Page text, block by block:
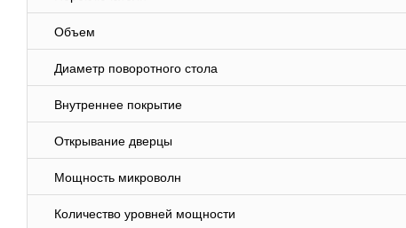
Объем
Диаметр поворотного стола
Внутреннее покрытие
Открывание дверцы
Мощность микроволн
Количество уровней мощности